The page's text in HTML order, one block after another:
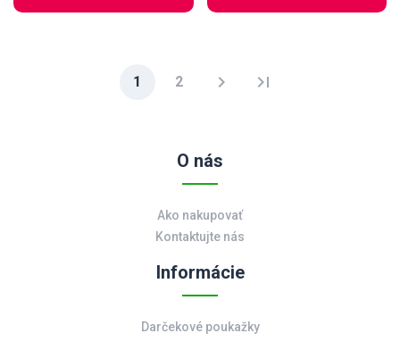
1 2 chevron_right last_page
O nás
Ako nakupovať
Kontaktujte nás
Informácie
Darčekové poukažky